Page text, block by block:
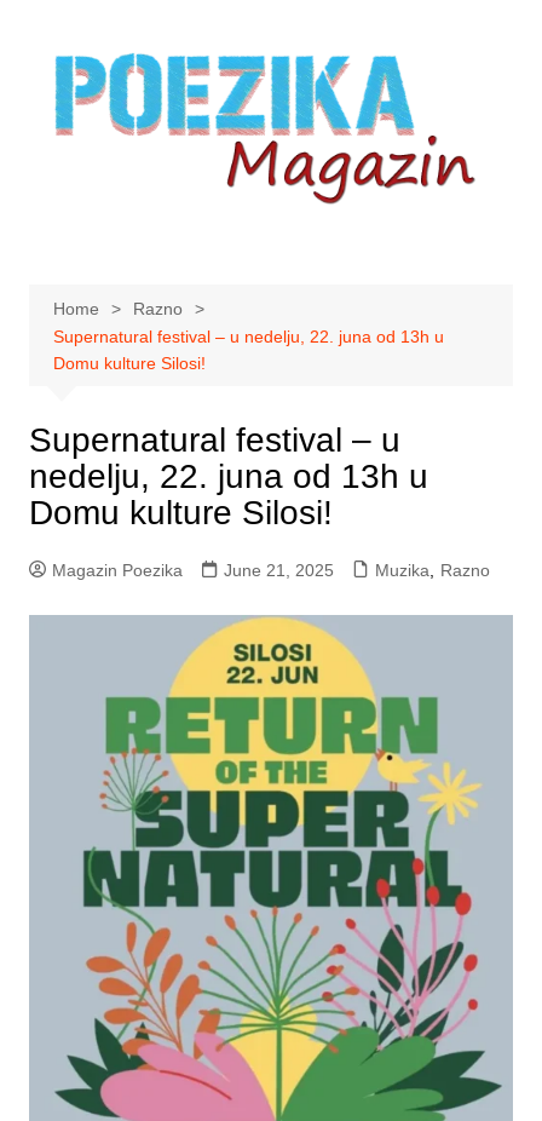
content
Home
Razno
Supernatural festival – u nedelju, 22. juna od 13h u
Domu kulture Silosi!
Supernatural festival – u
nedelju, 22. juna od 13h u
Domu kulture Silosi!
Magazin Poezika June 21, 2025 Muzika, Razno